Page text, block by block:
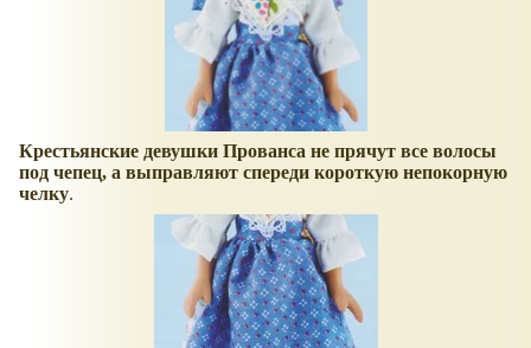
Крестьянские девушки Прованса не прячут все волосы
под чепец, а выправляют спереди короткую непокорную
челку.